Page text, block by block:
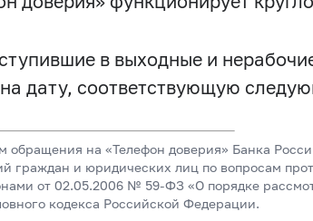
в выходные и
дату, соответствующую
обращения на «Телефон доверия» Банка
граждан и юридических лиц по вопросам
от 02.05.2006 № 59-ФЗ «О порядке
кодекса Российской Федерации.